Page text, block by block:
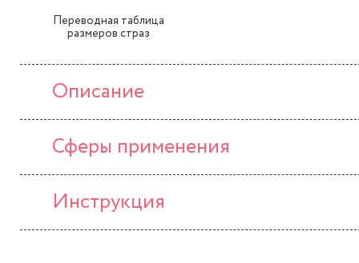
Переводная таблица
размеров страз
Описание
Сферы применения
Инструкция